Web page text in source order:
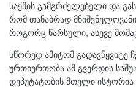
საქმის გამგრძელებელი და
რომ თანაბრად
როგორც წარსული, ასევე
სწორედ ამიტომ გადავწყვიტე
ურთიერთობა ამ გვერდის
დეპუტატობის მთელი ისტორია